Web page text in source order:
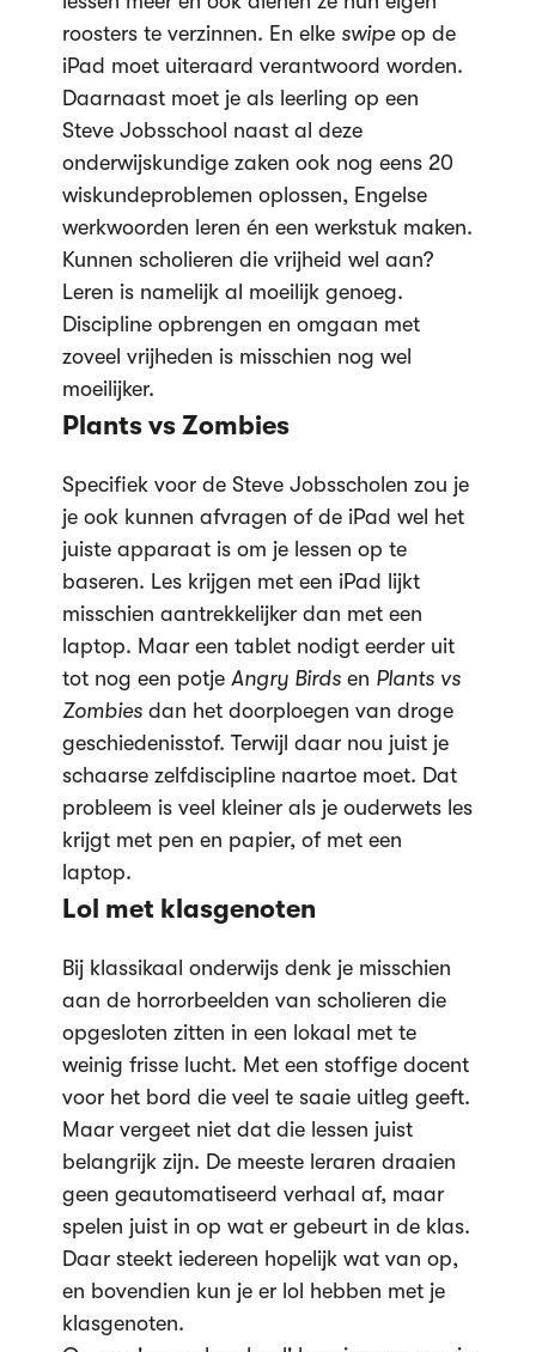
roosters te verzinnen. En elke swipeop de
iPad moet uiteraard verantwoord worden.
Daarnaast moet je als leerling op een
Steve Jobsschool naast al deze
onderwijskundige zaken ook nog eens 20
wiskundeproblemen oplossen, Engelse
werkwoorden leren én een werkstuk maken.
Kunnen scholieren die vrijheid wel aan?
Leren is namelijk al moeilijk genoeg.
Discipline opbrengen en omgaan met
zoveel vrijheden is misschien nog wel
moeilijker.
Plants vs Zombies
Specifiek voor de Steve Jobsscholen zou je
je ook kunnen afvragen of de iPad wel het
juiste apparaat is om je lessen op te
baseren. Les krijgen met een iPad lijkt
misschien aantrekkelijker dan met een
laptop. Maar een tablet nodigt eerder uit
tot nog een potje Angry Birdsen Plants vs
Zombiesdan het doorploegen van droge
geschiedenisstof. Terwijl daar nou juist je
schaarse zelfdiscipline naartoe moet. Dat
probleem is veel kleiner als je ouderwets les
krijgt met pen en papier, of met een
laptop.
Lol met klasgenoten
Bij klassikaal onderwijs denk je misschien
aan de horrorbeelden van scholieren die
opgesloten zitten in een lokaal met te
weinig frisse lucht. Met een stoffige docent
voor het bord die veel te saaie uitleg geeft.
Maar vergeet niet dat die lessen juist
belangrijk zijn. De meeste leraren draaien
geen geautomatiseerd verhaal af, maar
spelen juist in op wat er gebeurt in de klas.
Daar steekt iedereen hopelijk wat van op,
en bovendien kun je er lol hebben met je
klasgenoten.